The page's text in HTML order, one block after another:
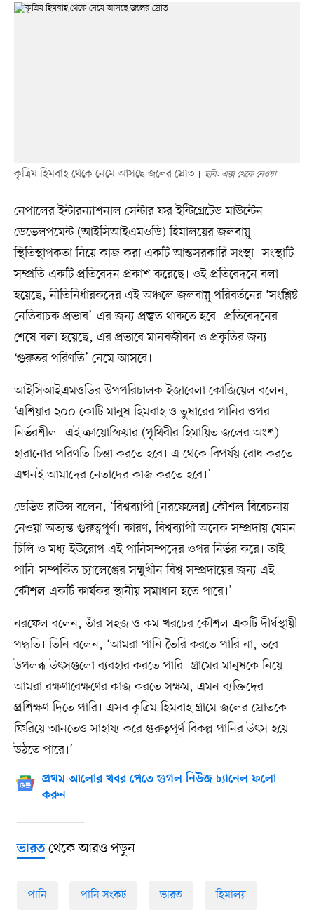
কৃত্রিম হিমবাহ থেকে নেমে আসছে জলের স্রোত ছবি: এক্স থেকে নেওয়া
নেপালের ইন্টারন্যাশনাল সেন্টার ফর ইন্টিগ্রেটেড মাউন্টেন
ডেভেলপমেন্ট (আইসিআইএমওডি) হিমালয়ের জলবায়ু
স্থিতিস্থাপকতা নিয়ে কাজ করা একটি আন্তসরকারি সংস্থা। সংস্থাটি
সম্প্রতি একটি প্রতিবেদন প্রকাশ করেছে। ওই প্রতিবেদনে বলা
হয়েছে, নীতিনির্ধারকদের এই অঞ্চলে জলবায়ু পরিবর্তনের ‘সংশ্লিষ্ট
নেতিবাচক প্রভাব’-এর জন্য প্রস্তুত থাকতে হবে। প্রতিবেদনের
শেষে বলা হয়েছে, এর প্রভাবে মানবজীবন ও প্রকৃতির জন্য
‘গুরুতর পরিণতি’ নেমে আসবে।
আইসিআইএমওডির উপপরিচালক ইজাবেলা কোজিয়েল বলেন,
‘এশিয়ার ২০০ কোটি মানুষ হিমবাহ ও তুষারের পানির ওপর
নির্ভরশীল। এই ক্রায়োস্ফিয়ার (পৃথিবীর হিমায়িত জলের অংশ)
হারানোর পরিণতি চিন্তা করতে হবে। এ থেকে বিপর্যয় রোধ করতে
এখনই আমাদের নেতাদের কাজ করতে হবে।’
ডেভিড রাউন্স বলেন, ‘বিশ্বব্যাপী [নরফেলের] কৌশল বিবেচনায়
নেওয়া অত্যন্ত গুরুত্বপূর্ণ। কারণ, বিশ্বব্যাপী অনেক সম্প্রদায় যেমন
চিলি ও মধ্য ইউরোপ এই পানিসম্পদের ওপর নির্ভর করে। তাই
পানি-সম্পর্কিত চ্যালেঞ্জের সম্মুখীন বিশ্ব সম্প্রদায়ের জন্য এই
কৌশল একটি কার্যকর স্থানীয় সমাধান হতে পারে।’
নরফেল বলেন, তাঁর সহজ ও কম খরচের কৌশল একটি দীর্ঘস্থায়ী
পদ্ধতি। তিনি বলেন, ‘আমরা পানি তৈরি করতে পারি না, তবে
উপলব্ধ উৎসগুলো ব্যবহার করতে পারি। গ্রামের মানুষকে নিয়ে
আমরা রক্ষণাবেক্ষণের কাজ করতে সক্ষম, এমন ব্যক্তিদের
প্রশিক্ষণ দিতে পারি। এসব কৃত্রিম হিমবাহ গ্রামে জলের স্রোতকে
ফিরিয়ে আনতেও সাহায্য করে গুরুত্বপূর্ণ বিকল্প পানির উৎস হয়ে
উঠতে পারে।’
প্রথম আলোর খবর পেতে গুগল নিউজ চ্যানেল ফলো
করুন
ভারতথেকে আরও পড়ুন
পানি পানি সংকট ভারত হিমালয়